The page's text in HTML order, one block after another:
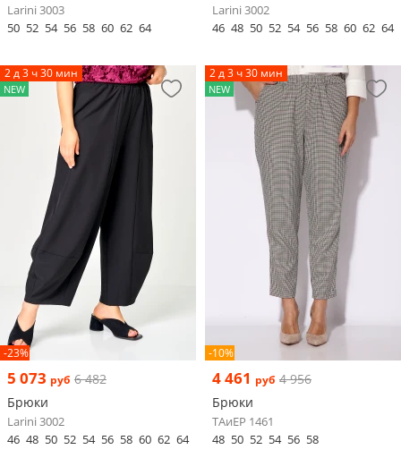
Larini 3003
50 52 54 56 58 60 62 64
Larini 3002
46 48 50 52 54 56 58 60 62 64
2 д 3 ч 30 мин
NEW
-23%
5 073 руб 6 482
Брюки
Larini 3002
46 48 50 52 54 56 58 60 62 64
2 д 3 ч 30 мин
NEW
-10%
4 461 руб 4 956
Брюки
ТAиЕР 1461
48 50 52 54 56 58